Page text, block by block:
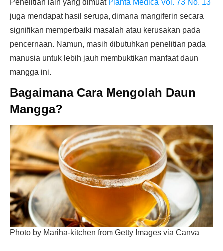
Penelitian lain yang dimuat Planta Medica Vol. 73 No. 13
juga mendapat hasil serupa, dimana mangiferin secara
signifikan memperbaiki masalah atau kerusakan pada
pencernaan. Namun, masih dibutuhkan penelitian pada
manusia untuk lebih jauh membuktikan manfaat daun
mangga ini.
Bagaimana Cara Mengolah Daun
Mangga?
Photo by Mariha-kitchen from Getty Images via Canva